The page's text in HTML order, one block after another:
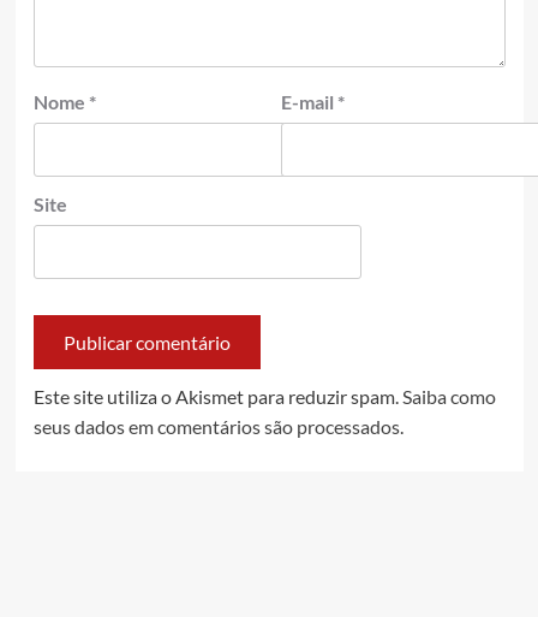
Nome * E-mail *
Site
Este site utiliza o Akismet para reduzir spam.Saiba como
seus dados em comentários são processados.